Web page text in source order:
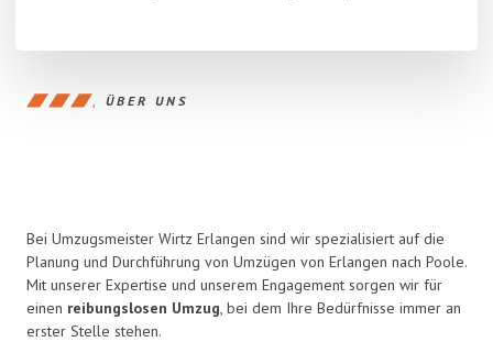
ÜBER UNS
Bei Umzugsmeister Wirtz Erlangen sind wir spezialisiert auf die
Planung und Durchführung von Umzügen von Erlangen nach Poole.
Mit unserer Expertise und unserem Engagement sorgen wir für
einen reibungslosen Umzug, bei dem Ihre Bedürfnisse immer an
erster Stelle stehen.